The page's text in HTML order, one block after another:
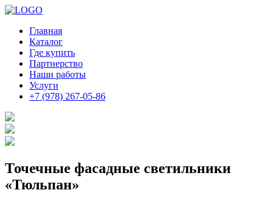
Главная
Каталог
Где купить
Партнерство
Наши работы
Услуги
+7 (978) 267-05-86
Точечные фасадные светильники
«Тюльпан»